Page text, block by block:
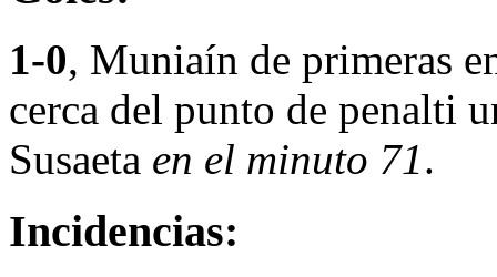
1-0, Muniaín de primeras
cerca del punto de penalti
Susaeta en el minuto 71.
Incidencias: